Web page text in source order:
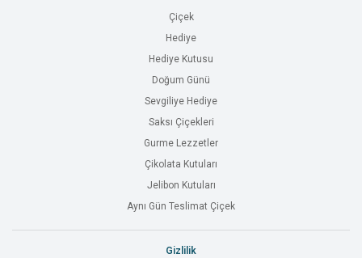
Çiçek
Hediye
Hediye Kutusu
Doğum Günü
Sevgiliye Hediye
Saksı Çiçekleri
Gurme Lezzetler
Çikolata Kutuları
Jelibon Kutuları
Aynı Gün Teslimat Çiçek
Gizlilik